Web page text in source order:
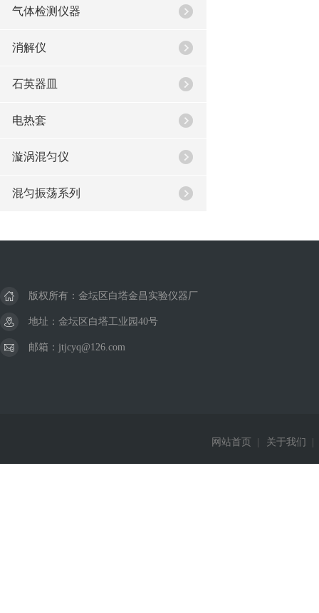
气体检测仪器
消解仪
石英器皿
电热套
漩涡混匀仪
混匀振荡系列
版权所有：金坛区白塔金昌实验仪器厂
地址：金坛区白塔工业园40号
邮箱：jtjcyq@126.com
网站首页 关于我们